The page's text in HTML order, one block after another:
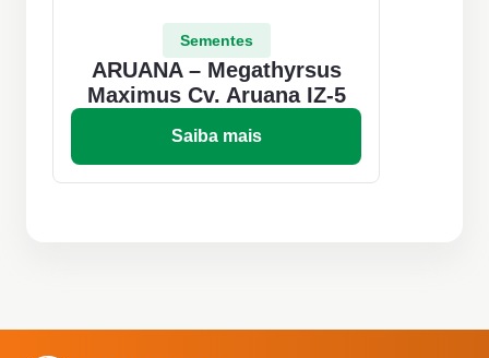
Sementes
ARUANA – Megathyrsus
Maximus Cv. Aruana IZ-5
Saiba mais